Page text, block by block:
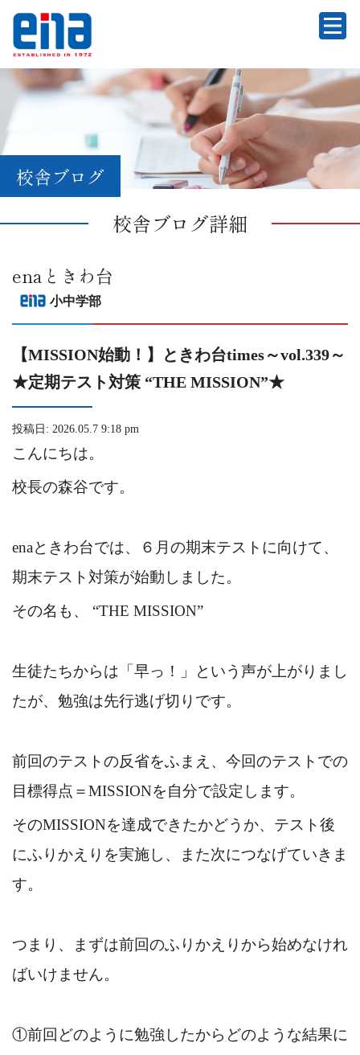
校舎ブログ
校舎ブログ詳細
enaときわ台
小中学部
【MISSION始動！】ときわ台times～vol.339～
★定期テスト対策 “THE MISSION”★
投稿日: 2026.05.7 9:18 pm
こんにちは。
校長の森谷です。
enaときわ台では、６月の期末テストに向けて、
期末テスト対策が始動しました。
その名も、 “THE MISSION”
生徒たちからは「早っ！」という声が上がりまし
たが、勉強は先行逃げ切りです。
前回のテストの反省をふまえ、今回のテストでの
目標得点＝MISSIONを自分で設定します。
そのMISSIONを達成できたかどうか、テスト後
にふりかえりを実施し、また次につなげていきま
す。
つまり、まずは前回のふりかえりから始めなけれ
ばいけません。
①前回どのように勉強したからどのような結果に